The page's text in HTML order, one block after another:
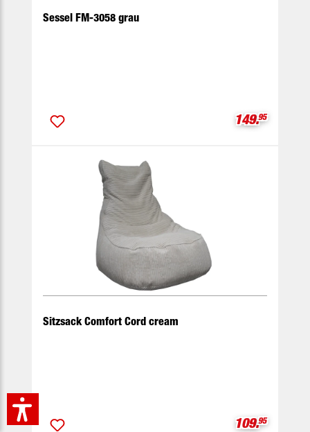
Sessel FM-3058 grau
149.95
Sitzsack Comfort Cord cream
109.95